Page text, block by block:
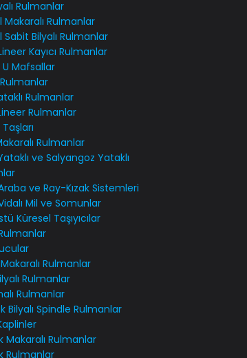
Rulmanlar
Makaralı Rulmanlar
Sabit Bilyalı Rulmanlar
Kayıcı Rulmanlar
U Mafsallar
Rulmanlar
Rulmanlar
Rulmanlar
Rulmanlar
ve Salyangoz Yataklı
ve Ray-Kızak Sistemleri
Mil ve Somunlar
Küresel Taşıyıcılar
Rulmanlar
Rulmanlar
Rulmanlar
Bilyalı Spindle Rulmanlar
Makaralı Rulmanlar
Rulmanlar